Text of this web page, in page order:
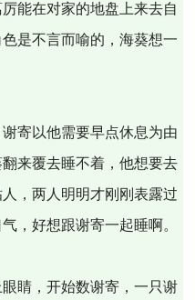
能在对家的地盘上来去自
是不言而喻的，海葵想一
寄以他需要早点休息为由
来覆去睡不着，他想要去
，两人明明才刚刚表露过
，好想跟谢寄一起睡啊。
睛，开始数谢寄，一只谢